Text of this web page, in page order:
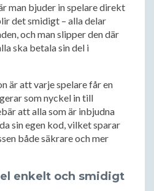
man bjuder in spelare direkt
det smidigt – alla delar
och man slipper den där
ska betala sin del i
är att varje spelare får en
som nyckel in till
att alla som är inbjudna
sin egen kod, vilket sparar
både säkrare och mer
enkelt och smidigt